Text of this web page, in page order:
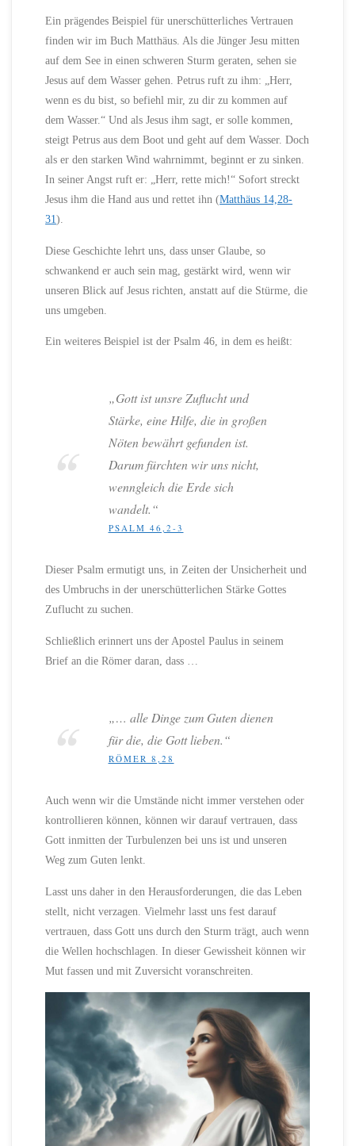
Ein prägendes Beispiel für unerschütterliches Vertrauen
finden wir im Buch Matthäus. Als die Jünger Jesu mitten
auf dem See in einen schweren Sturm geraten, sehen sie
Jesus auf dem Wasser gehen. Petrus ruft zu ihm: „Herr,
wenn es du bist, so befiehl mir, zu dir zu kommen auf
dem Wasser.“ Und als Jesus ihm sagt, er solle kommen,
steigt Petrus aus dem Boot und geht auf dem Wasser. Doch
als er den starken Wind wahrnimmt, beginnt er zu sinken.
In seiner Angst ruft er: „Herr, rette mich!“ Sofort streckt
Jesus ihm die Hand aus und rettet ihn (Matthäus 14,28-
31).
Diese Geschichte lehrt uns, dass unser Glaube, so
schwankend er auch sein mag, gestärkt wird, wenn wir
unseren Blick auf Jesus richten, anstatt auf die Stürme, die
uns umgeben.
Ein weiteres Beispiel ist der Psalm 46, in dem es heißt:
„Gott ist unsre Zuflucht und
Stärke, eine Hilfe, die in großen
Nöten bewährt gefunden ist.
Darum fürchten wir uns nicht,
wenngleich die Erde sich
wandelt.“
PSALM 46,2-3
Dieser Psalm ermutigt uns, in Zeiten der Unsicherheit und
des Umbruchs in der unerschütterlichen Stärke Gottes
Zuflucht zu suchen.
Schließlich erinnert uns der Apostel Paulus in seinem
Brief an die Römer daran, dass …
„… alle Dinge zum Guten dienen
für die, die Gott lieben.“
RÖMER 8,28
Auch wenn wir die Umstände nicht immer verstehen oder
kontrollieren können, können wir darauf vertrauen, dass
Gott inmitten der Turbulenzen bei uns ist und unseren
Weg zum Guten lenkt.
Lasst uns daher in den Herausforderungen, die das Leben
stellt, nicht verzagen. Vielmehr lasst uns fest darauf
vertrauen, dass Gott uns durch den Sturm trägt, auch wenn
die Wellen hochschlagen. In dieser Gewissheit können wir
Mut fassen und mit Zuversicht voranschreiten.